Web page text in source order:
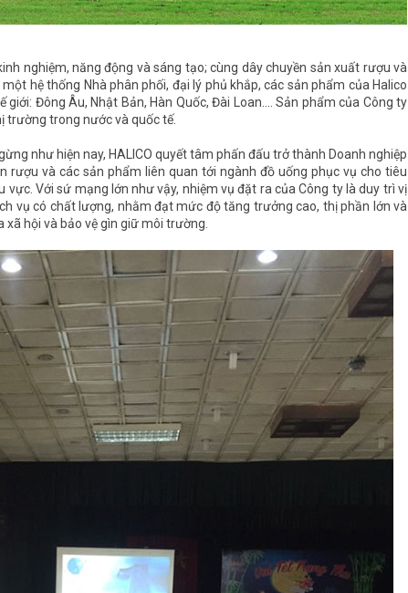
nghiệm, năng động và sáng tạo; cùng dây chuyền sản xuất rượu và
hệ thống Nhà phân phối, đại lý phủ khắp, các sản phẩm của Halico
Đông Âu, Nhật Bản, Hàn Quốc, Đài Loan.... Sản phẩm của Công ty
trường trong nước và quốc tế.
như hiện nay, HALICO quyết tâm phấn đấu trở thành Doanh nghiệp
rượu và các sản phẩm liên quan tới ngành đồ uống phục vụ cho tiêu
Với sứ mạng lớn như vậy, nhiệm vụ đặt ra của Công ty là duy trì vị
vụ có chất lượng, nhằm đạt mức độ tăng trưởng cao, thị phần lớn và
hội và bảo vệ gìn giữ môi trường.